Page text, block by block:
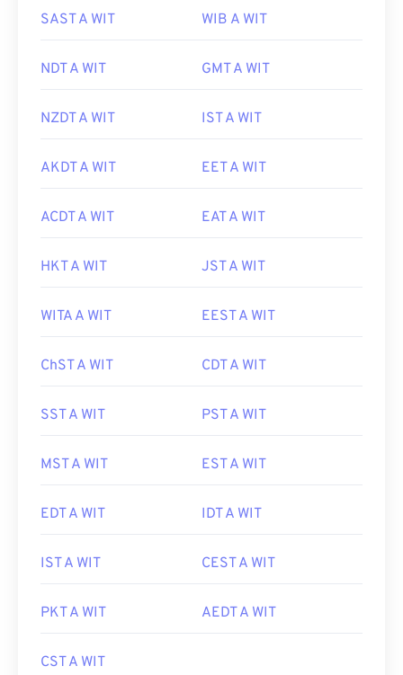
SAST A WIT WIB A WIT
NDT A WIT GMT A WIT
NZDT A WIT IST A WIT
AKDT A WIT EET A WIT
ACDT A WIT EAT A WIT
HKT A WIT JST A WIT
WITA A WIT EEST A WIT
ChST A WIT CDT A WIT
SST A WIT PST A WIT
MST A WIT EST A WIT
EDT A WIT IDT A WIT
IST A WIT CEST A WIT
PKT A WIT AEDT A WIT
CST A WIT